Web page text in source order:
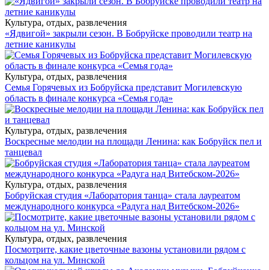
Культура, отдых, развлечения
«Ядвигой» закрыли сезон. В Бобруйске проводили театр на
летние каникулы
Культура, отдых, развлечения
Семья Горячевых из Бобруйска представит Могилевскую
область в финале конкурса «Семья года»
Культура, отдых, развлечения
Воскресные мелодии на площади Ленина: как Бобруйск пел и
танцевал
Культура, отдых, развлечения
Бобруйская студия «Лаборатория танца» стала лауреатом
международного конкурса «Радуга над Витебском-2026»
Культура, отдых, развлечения
Посмотрите, какие цветочные вазоны установили рядом с
кольцом на ул. Минской